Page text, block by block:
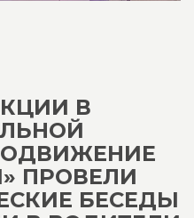
В
ПРОВЕЛИ
БЕСЕДЫ